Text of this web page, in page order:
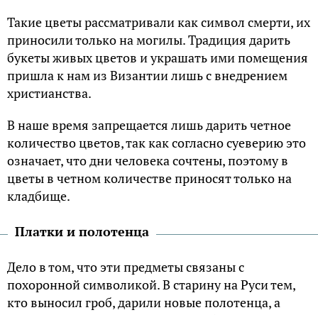
Такие цветы рассматривали как символ смерти, их
приносили только на могилы. Традиция дарить
букеты живых цветов и украшать ими помещения
пришла к нам из Византии лишь с внедрением
христианства.
В наше время запрещается лишь дарить четное
количество цветов, так как согласно суеверию это
означает, что дни человека сочтены, поэтому в
цветы в четном количестве приносят только на
кладбище.
Платки и полотенца
Дело в том, что эти предметы связаны с
похоронной символикой. В старину на Руси тем,
кто выносил гроб, дарили новые полотенца, а